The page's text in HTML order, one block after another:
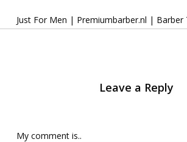
Just For Men | Premiumbarber.nl | Barber
Leave a Reply
My comment is..